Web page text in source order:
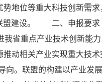
地位等重大科技创新需
建设。
二、申报要求
我省重点产业技术创新能
动相关产业实现重大技
向。联盟的构建以产业发